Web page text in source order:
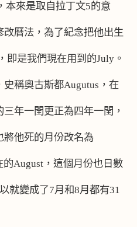
，本來是取自拉丁文5的意
改曆法，為了紀念把他出生
，即是我們現在用到的July 。
史稱奧古斯都Augutus ，在
年一閏更正為四年一閏，
將他死的月份改名為
的August ，這個月份也日數
就變成了7月和8月都有31